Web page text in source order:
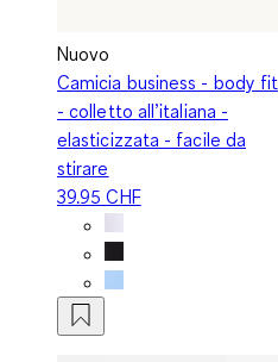
Nuovo
Camicia business - body fit
- colletto all’italiana -
elasticizzata - facile da
stirare
39.95 CHF